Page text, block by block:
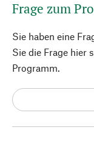
Frage zum
Sie haben eine
Sie die Frage hier
Programm.